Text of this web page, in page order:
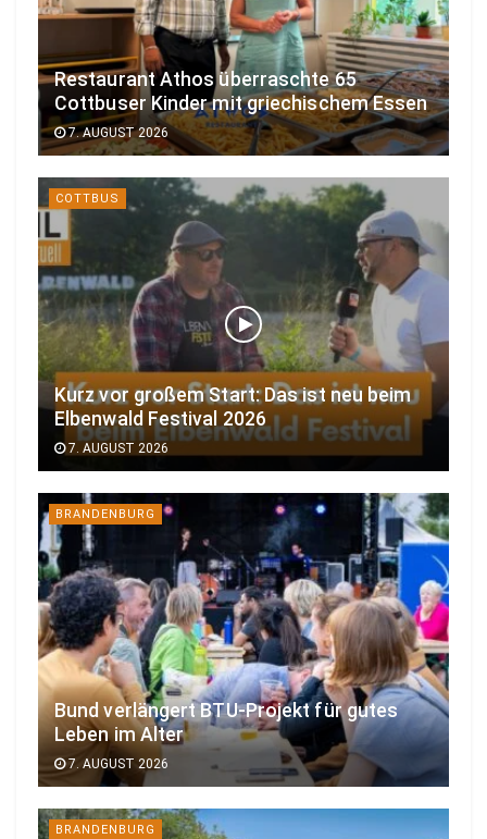
Restaurant Athos überraschte 65
Cottbuser Kinder mit griechischem Essen
7. AUGUST 2026
COTTBUS
Kurz vor großem Start: Das ist neu beim
Elbenwald Festival 2026
7. AUGUST 2026
BRANDENBURG
Bund verlängert BTU-Projekt für gutes
Leben im Alter
7. AUGUST 2026
BRANDENBURG